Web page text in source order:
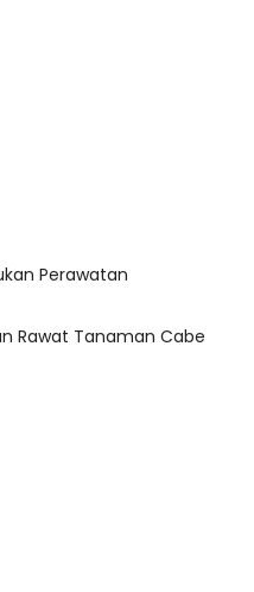
Perawatan
Rawat Tanaman Cabe